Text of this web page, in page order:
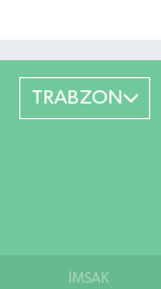
TRABZON
İMSAK